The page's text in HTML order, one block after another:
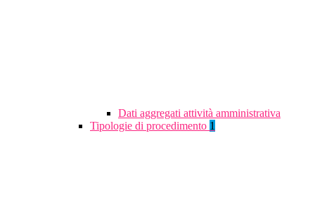
Dati aggregati attività amministrativa
Tipologie di procedimento 1